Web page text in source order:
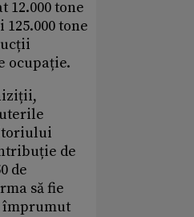
12.000 tone
tone
ocupație.
de
de
să fie
împrumut